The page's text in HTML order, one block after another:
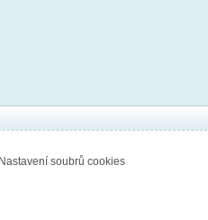
Nastavení soubrů cookies